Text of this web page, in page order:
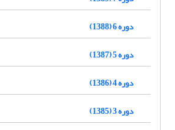
دوره 6 (1388)
دوره 5 (1387)
دوره 4 (1386)
دوره 3 (1385)